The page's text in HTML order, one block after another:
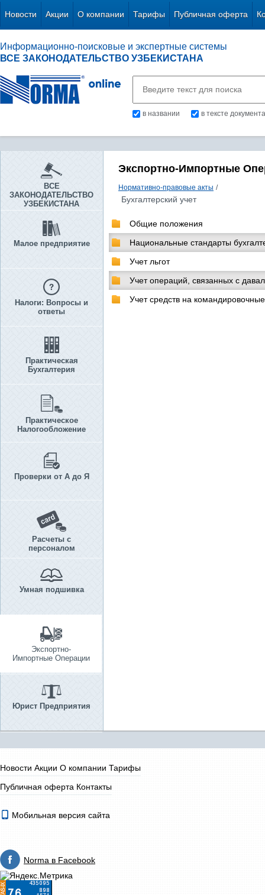
Новости Акции О компании Тарифы Публичная оферта
Информационно-поисковые и экспертные системы
ВСЕ ЗАКОНОДАТЕЛЬСТВО УЗБЕКИСТАНА
в названии в тексте документа
ВСЕ
ЗАКОНОДАТЕЛЬСТВО
УЗБЕКИСТАНА
Малое предприятие
Налоги: Вопросы и
ответы
Практическая
Бухгалтерия
Практическое
Налогообложение
Проверки от А до Я
Расчеты с
персоналом
Умная подшивка
Экспортно-
Импортные Операции
Юрист Предприятия
Экспортно-Импортные
Нормативно-правовые акты /
Бухгалтерский учет
Общие положения
Национальные стандарты
Учет льгот
Учет операций, связанных с
Учет средств на
Новости Акции О компании Тарифы
Публичная оферта Контакты
Мобильная версия сайта
Norma в Facebook